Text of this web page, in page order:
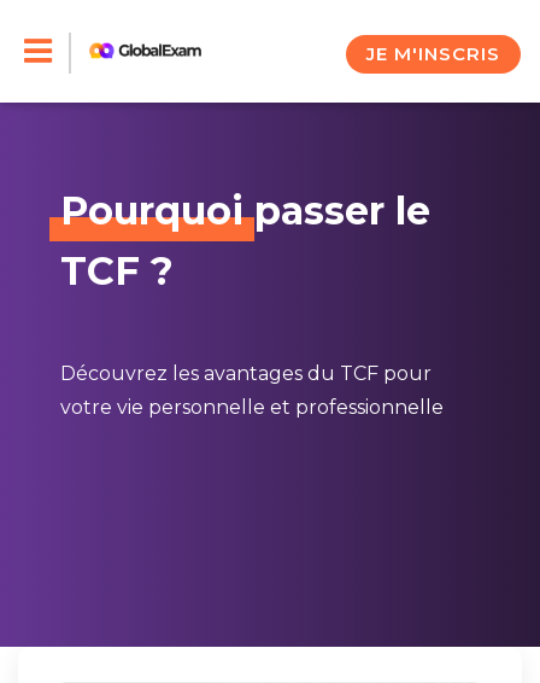
JE M'INSCRIS
Pourquoipasser le
TCF ?
Découvrez les avantages du TCF pour
votre vie personnelle et professionnelle